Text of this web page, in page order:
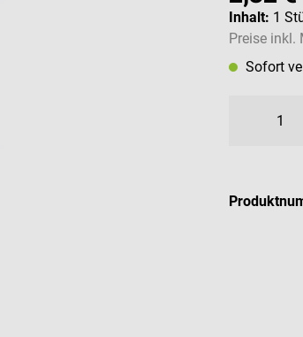
Inhalt: 1
Preise inkl.
Sofort